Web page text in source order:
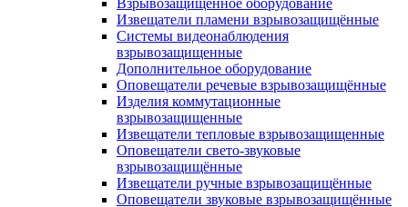
Взрывозащищенное оборудование
Извещатели пламени взрывозащищённые
Системы видеонаблюдения
взрывозащищенные
Дополнительное оборудование
Оповещатели речевые взрывозащищённые
Изделия коммутационные
взрывозащищенные
Извещатели тепловые взрывозащищенные
Оповещатели свето-звуковые
взрывозащищённые
Извещатели ручные взрывозащищённые
Оповещатели звуковые взрывозащищённые